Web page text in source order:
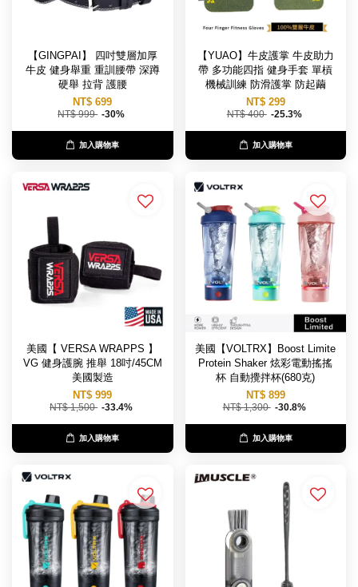
【GINGPAI】 四吋雙層加厚
牛皮 健身舉重 重訓腰帶 深蹲
硬舉 拉背 護腰
NT$ 699
NT$ 999 -30%
加入購物車
【YUAO】牛皮護掌 牛皮助力
帶 多功能四指 健身手套 單槓
機械訓練 防滑護掌 防起繭
NT$ 299
NT$ 400 -25.3%
加入購物車
美國【 VERSA WRAPPS 】
VG 健身護腕 推舉 18吋/45CM
美國製造
NT$ 999
NT$ 1,500 -33.4%
加入購物車
美國【VOLTRX】Boost Limite
Protein Shaker 炫彩電動搖搖
杯 自動攪拌杯(680克)
NT$ 899
NT$ 1,300 -30.8%
加入購物車